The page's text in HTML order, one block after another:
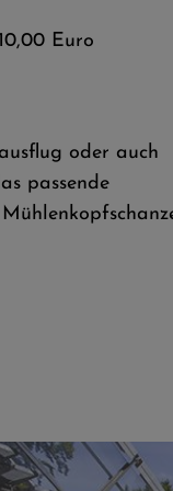
10,00 Euro
oder auch
passende